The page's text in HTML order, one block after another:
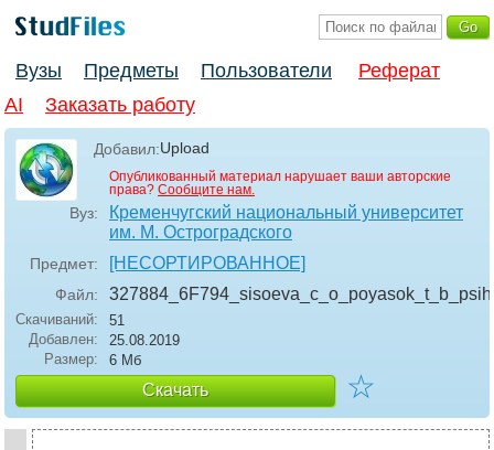
Вузы Предметы Пользователи
Реферат
AI
Заказать работу
Добавил:Upload
Опубликованный материал нарушает ваши авторские
права? Сообщите нам.
Вуз:
Кременчугский национальный университет
им. М. Остроградского
Предмет: [НЕСОРТИРОВАННОЕ]
Файл:
Скачиваний:
51
Добавлен:
25.08.2019
Размер:
6 Мб
Скачать ☆